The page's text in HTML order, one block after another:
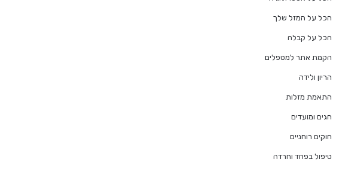
הכל על המזל שלך
הכל על קבלה
הקמת אתר למטפלים
הריון ולידה
התאמת מזלות
חגים ומועדים
חוקים רוחניים
טיפול בפחד וחרדה